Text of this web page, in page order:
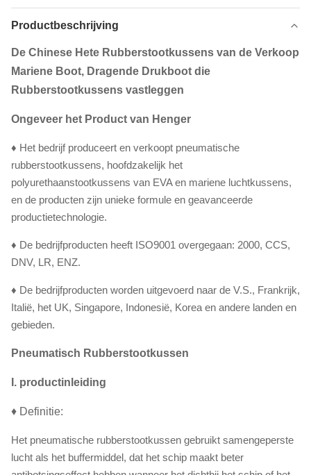
Productbeschrijving
De Chinese Hete Rubberstootkussens van de Verkoop
Mariene Boot, Dragende Drukboot die
Rubberstootkussens vastleggen
Ongeveer het Product van Henger
♦ Het bedrijf produceert en verkoopt pneumatische
rubberstootkussens, hoofdzakelijk het
polyurethaanstootkussens van EVA en mariene luchtkussens,
en de producten zijn unieke formule en geavanceerde
productietechnologie.
♦ De bedrijfproducten heeft ISO9001 overgegaan: 2000, CCS,
DNV, LR, ENZ.
♦ De bedrijfproducten worden uitgevoerd naar de V.S., Frankrijk,
Italië, het UK, Singapore, Indonesië, Korea en andere landen en
gebieden.
Pneumatisch Rubberstootkussen
I. productinleiding
♦ Definitie:
Het pneumatische rubberstootkussen gebruikt samengeperste
lucht als het buffermiddel, dat het schip maakt beter